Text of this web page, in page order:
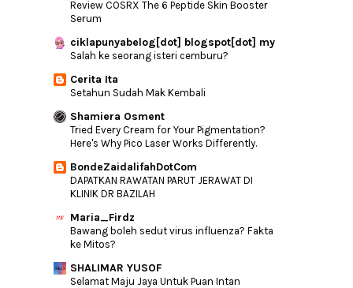
Jadi Seperti Saya!
How To Have A Lovely Day
#88LOVELIFE VOL. 02
TIGA LALAT CALENDAR GIVEAWAY
Putih
Change
Keenakan Cendol D...
Tips mendidik Anak Sebagai Ibu Bapa
Sorry Michael :(
Kerana 'Dilwale'
Boleh Cuba Jika Tertinggal Kunci Di Dalam
Kereta Y...
Review COSRX The 6 Peptide Skin Booster
Serum
ciklapunyabelog[dot] blogspot[dot] my
Salah ke seorang isteri cemburu?
Cerita Ita
Setahun Sudah Mak Kembali
Shamiera Osment
Tried Every Cream for Your Pigmentation?
Here's Why Pico Laser Works Differently.
BondeZaidalifahDotCom
DAPATKAN RAWATAN PARUT JERAWAT DI
KLINIK DR BAZILAH
Maria_Firdz
Bawang boleh sedut virus influenza? Fakta
ke Mitos?
SHALIMAR YUSOF
Selamat Maju Jaya Untuk Puan Intan